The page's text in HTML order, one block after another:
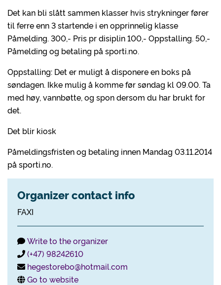
Det kan bli slått sammen klasser hvis strykninger fører
til ferre enn 3 startende i en opprinnelig klasse
Påmelding. 300,- Pris pr disiplin 100,- Oppstalling. 50,-
Påmelding og betaling på sporti.no.
Oppstalling: Det er muligt å disponere en boks på
søndagen. Ikke mulig å komme før søndag kl 09.00. Ta
med høy, vannbøtte, og spon dersom du har brukt for
det.
Det blir kiosk
Påmeldingsfristen og betaling innen Mandag 03.11.2014
på sporti.no.
Organizer contact info
FAXI
Write to the organizer
(+47) 98242610
hegestorebo@hotmail.com
Go to website